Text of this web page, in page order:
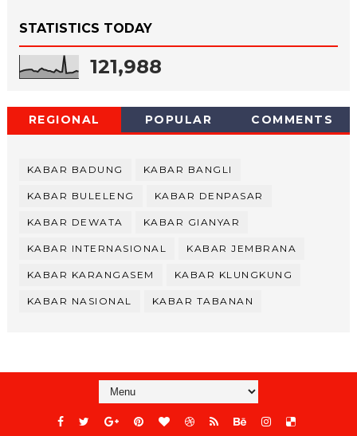
STATISTICS TODAY
121,988
REGIONAL POPULAR COMMENTS
KABAR BADUNG KABAR BANGLI
KABAR BULELENG KABAR DENPASAR
KABAR DEWATA KABAR GIANYAR
KABAR INTERNASIONAL KABAR JEMBRANA
KABAR KARANGASEM KABAR KLUNGKUNG
KABAR NASIONAL KABAR TABANAN